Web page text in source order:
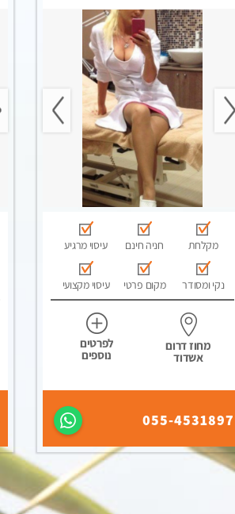
מקלחת חניה חינם עיסוי מרגיע
נקי ומסודר מקום פרטי עיסוי מקצועי
מחוז דרום
אשדוד
לפרטים
נוספים
055-4531897